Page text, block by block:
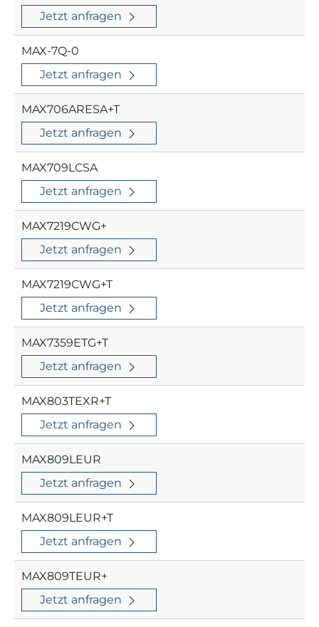
Jetzt anfragen
MAX-7Q-0
Jetzt anfragen
MAX706ARESA+T
Jetzt anfragen
MAX709LCSA
Jetzt anfragen
MAX7219CWG+
Jetzt anfragen
MAX7219CWG+T
Jetzt anfragen
MAX7359ETG+T
Jetzt anfragen
MAX803TEXR+T
Jetzt anfragen
MAX809LEUR
Jetzt anfragen
MAX809LEUR+T
Jetzt anfragen
MAX809TEUR+
Jetzt anfragen